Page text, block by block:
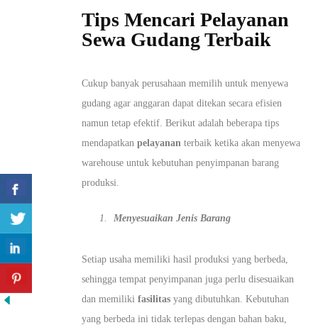
Tips Mencari Pelayanan
Sewa Gudang Terbaik
Cukup banyak perusahaan memilih untuk menyewa
gudang agar anggaran dapat ditekan secara efisien
namun tetap efektif. Berikut adalah beberapa tips
mendapatkan pelayanan terbaik ketika akan menyewa
warehouse untuk kebutuhan penyimpanan barang
produksi.
Menyesuaikan Jenis Barang
Setiap usaha memiliki hasil produksi yang berbeda,
sehingga tempat penyimpanan juga perlu disesuaikan
dan memiliki fasilitas yang dibutuhkan. Kebutuhan
yang berbeda ini tidak terlepas dengan bahan baku,